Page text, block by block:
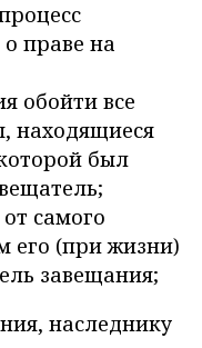
о праве на
обойти все
находящиеся
был
самого
его (при жизни)
завещания;
наследнику